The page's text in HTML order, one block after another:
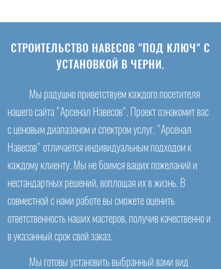
СТРОИТЕЛЬСТВО НАВЕСОВ "ПОД КЛЮЧ" С
УСТАНОВКОЙ В ЧЕРНИ.
Мы радушно приветствуем каждого посетителя
нашего сайта "Арсенал Навесов". Проект ознакомит вас
с ценовым диапазоном и спектром услуг. "Арсенал
Навесов" отличается индивидуальным подходом к
каждому клиенту. Мы не боимся ваших пожеланий и
нестандартных решений, воплощая их в жизнь. В
совместной с нами работе вы сможете оценить
ответственность наших мастеров, получив качественно и
в указанный срок свой заказ.
Мы готовы установить выбранный вами вид